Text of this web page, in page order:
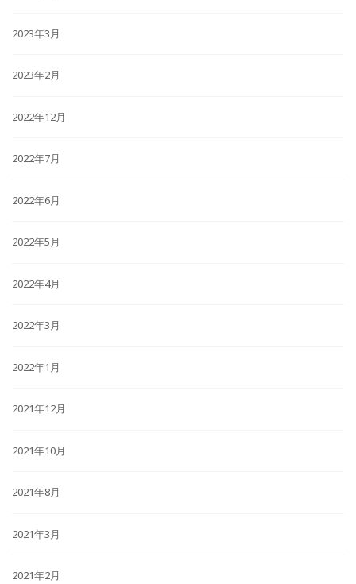
2023年3月
2023年2月
2022年12月
2022年7月
2022年6月
2022年5月
2022年4月
2022年3月
2022年1月
2021年12月
2021年10月
2021年8月
2021年3月
2021年2月